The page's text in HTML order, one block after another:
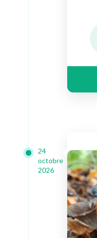
24
octobre
2026